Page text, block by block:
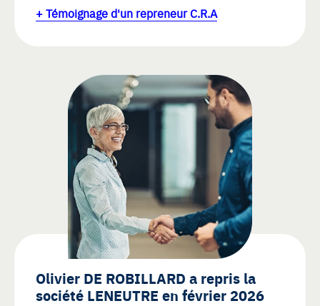
+ Témoignage d'un repreneur C.R.A
Olivier DE ROBILLARD a repris la
société LENEUTRE en février 2026